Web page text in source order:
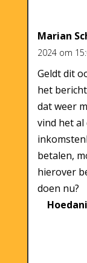
Marian
2024 om
Geldt dit
het
dat weer
vind het al
betalen,
hierover
doen nu?